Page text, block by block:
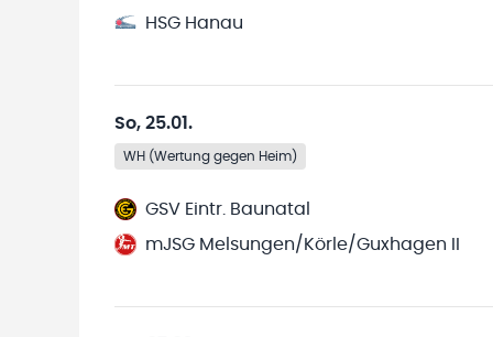
HSG Hanau
So, 25.01.
WH (Wertung gegen Heim)
GSV Eintr. Baunatal
mJSG Melsungen/Körle/Guxhagen II